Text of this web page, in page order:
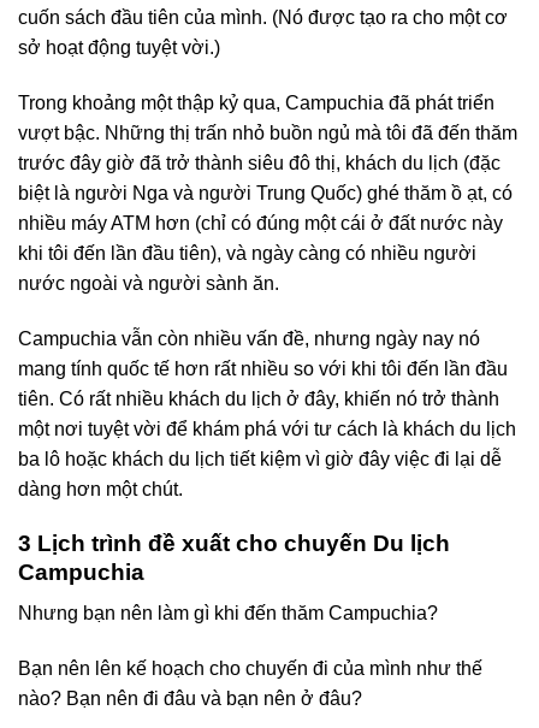
cuốn sách đầu tiên của mình. (Nó được tạo ra cho một cơ
sở hoạt động tuyệt vời.)
Trong khoảng một thập kỷ qua, Campuchia đã phát triển
vượt bậc. Những thị trấn nhỏ buồn ngủ mà tôi đã đến thăm
trước đây giờ đã trở thành siêu đô thị, khách du lịch (đặc
biệt là người Nga và người Trung Quốc) ghé thăm ồ ạt, có
nhiều máy ATM hơn (chỉ có đúng một cái ở đất nước này
khi tôi đến lần đầu tiên), và ngày càng có nhiều người
nước ngoài và người sành ăn.
Campuchia vẫn còn nhiều vấn đề, nhưng ngày nay nó
mang tính quốc tế hơn rất nhiều so với khi tôi đến lần đầu
tiên. Có rất nhiều khách du lịch ở đây, khiến nó trở thành
một nơi tuyệt vời để khám phá với tư cách là khách du lịch
ba lô hoặc khách du lịch tiết kiệm vì giờ đây việc đi lại dễ
dàng hơn một chút.
3 Lịch trình đề xuất cho chuyến Du lịch
Campuchia
Nhưng bạn nên làm gì khi đến thăm Campuchia?
Bạn nên lên kế hoạch cho chuyến đi của mình như thế
nào? Bạn nên đi đâu và bạn nên ở đâu?